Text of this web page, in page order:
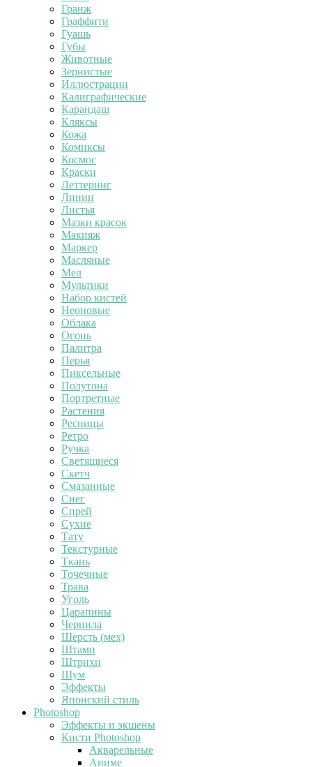
Гранж
Граффити
Гуашь
Губы
Животные
Зернистые
Иллюстрации
Калиграфические
Карандаш
Кляксы
Кожа
Комиксы
Космос
Краски
Леттеринг
Линии
Листья
Мазки красок
Макияж
Маркер
Масляные
Мел
Мультики
Набор кистей
Неоновые
Облака
Огонь
Палитра
Перья
Пиксельные
Полутона
Портретные
Растения
Ресницы
Ретро
Ручка
Светящиеся
Скетч
Смазанные
Снег
Спрей
Сухие
Тату
Текстурные
Ткань
Точечные
Трава
Уголь
Царапины
Чернила
Шерсть (мех)
Штамп
Штрихи
Шум
Эффекты
Японский стиль
Photoshop
Эффекты и экшены
Кисти Photoshop
Акварельные
Аниме